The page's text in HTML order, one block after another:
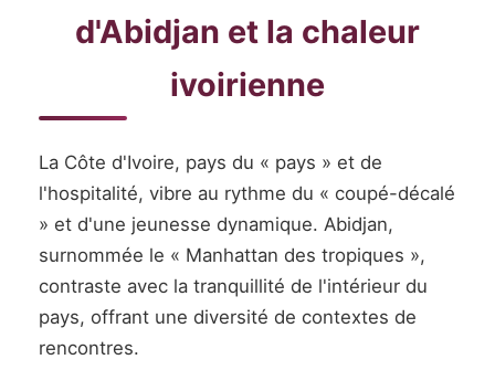
d'Abidjan et la chaleur
ivoirienne
La Côte d'Ivoire, pays du « pays » et de
l'hospitalité, vibre au rythme du « coupé-décalé
» et d'une jeunesse dynamique. Abidjan,
surnommée le « Manhattan des tropiques »,
contraste avec la tranquillité de l'intérieur du
pays, offrant une diversité de contextes de
rencontres.